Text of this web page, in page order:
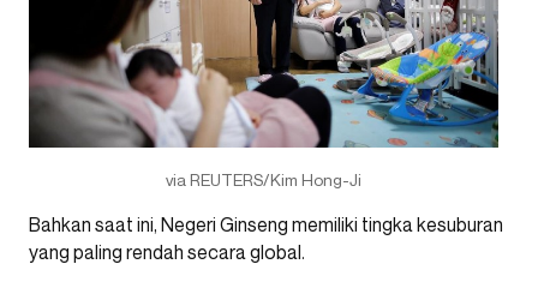
via REUTERS/Kim Hong-Ji
Bahkan saat ini, Negeri Ginseng memiliki tingka kesuburan
yang paling rendah secara global.